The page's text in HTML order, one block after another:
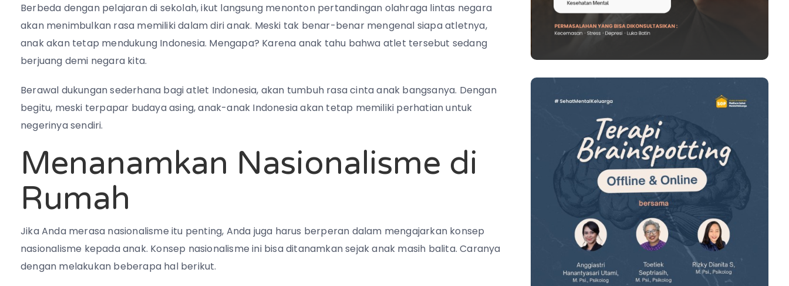
Berbeda dengan pelajaran di sekolah, ikut langsung menonton pertandingan olahraga lintas negara
akan menimbulkan rasa memiliki dalam diri anak. Meski tak benar-benar mengenal siapa atletnya,
anak akan tetap mendukung Indonesia. Mengapa? Karena anak tahu bahwa atlet tersebut sedang
berjuang demi negara kita.
Berawal dukungan sederhana bagi atlet Indonesia, akan tumbuh rasa cinta anak bangsanya. Dengan
begitu, meski terpapar budaya asing, anak-anak Indonesia akan tetap memiliki perhatian untuk
negerinya sendiri.
Menanamkan Nasionalisme di
Rumah
Jika Anda merasa nasionalisme itu penting, Anda juga harus berperan dalam mengajarkan konsep
nasionalisme kepada anak. Konsep nasionalisme ini bisa ditanamkan sejak anak masih balita. Caranya
dengan melakukan beberapa hal berikut.